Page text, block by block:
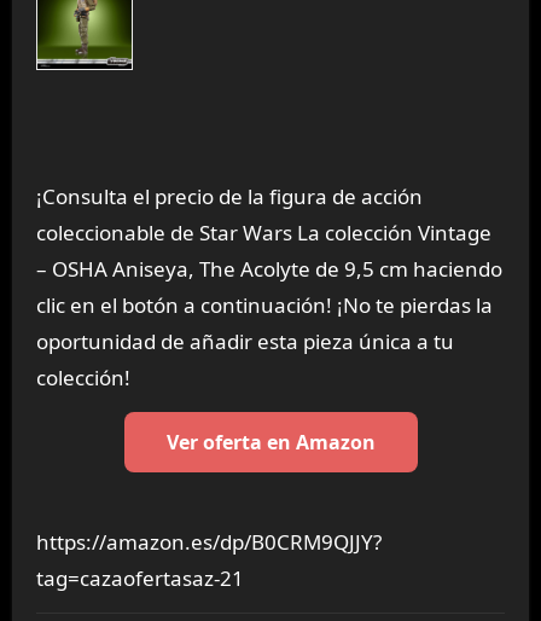
¡Consulta el precio de la figura de acción
coleccionable de Star Wars La colección Vintage
– OSHA Aniseya, The Acolyte de 9,5 cm haciendo
clic en el botón a continuación! ¡No te pierdas la
oportunidad de añadir esta pieza única a tu
colección!
Ver oferta en Amazon
https://amazon.es/dp/B0CRM9QJJY?
tag=cazaofertasaz-21